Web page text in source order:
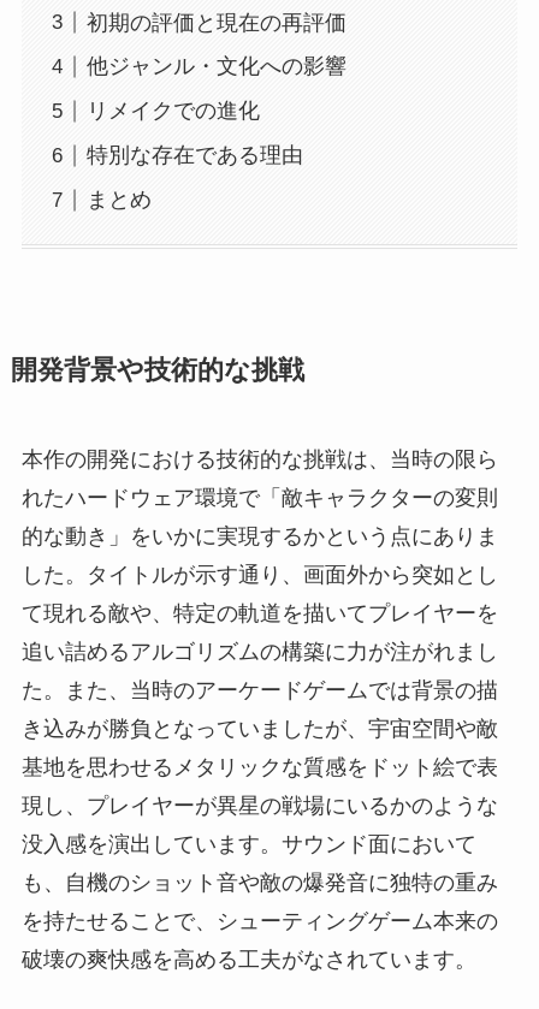
初期の評価と現在の再評価
他ジャンル・文化への影響
リメイクでの進化
特別な存在である理由
まとめ
開発背景や技術的な挑戦
本作の開発における技術的な挑戦は、当時の限ら
れたハードウェア環境で「敵キャラクターの変則
的な動き」をいかに実現するかという点にありま
した。タイトルが示す通り、画面外から突如とし
て現れる敵や、特定の軌道を描いてプレイヤーを
追い詰めるアルゴリズムの構築に力が注がれまし
た。また、当時のアーケードゲームでは背景の描
き込みが勝負となっていましたが、宇宙空間や敵
基地を思わせるメタリックな質感をドット絵で表
現し、プレイヤーが異星の戦場にいるかのような
没入感を演出しています。サウンド面において
も、自機のショット音や敵の爆発音に独特の重み
を持たせることで、シューティングゲーム本来の
破壊の爽快感を高める工夫がなされています。